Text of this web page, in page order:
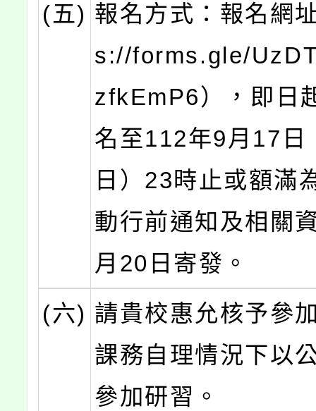
(五) 報名方式：報名網
s://forms.gle/
zfkEmP6），即日
名至112年9月17日
日）23時止或額滿
動行前通知及相關
月20日寄發。
(六) 請貴校惠允核予參
課務自理情況下以
參加研習。